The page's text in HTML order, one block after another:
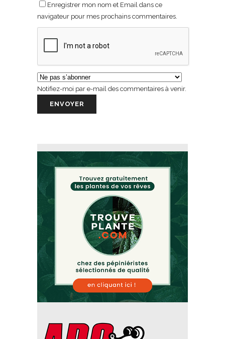
Enregistrer mon nom et Email dans ce
navigateur pour mes prochains commentaires.
Notifiez-moi par e-mail des commentaires à venir.